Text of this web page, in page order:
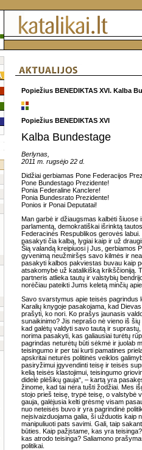
Popiežius BENEDIKTAS XVI. Kalba
Popiežius BENEDIKTAS XVI
Kalba Bundestage
Berlynas,
2011 m. rugsėjo 22 d.
Didžiai gerbiamas Pone Federacijos
Pone Bundestago Prezidente!
Ponia Federaline Kanclere!
Ponia Bundesrato Prezidente!
Ponios ir Ponai Deputatai!
Man garbė ir džiaugsmas kalbėti šiuose
parlamentą, demokratiškai išrinktą
Federacinės Respublikos gerovės
pasakyti čia kalbą, lygiai kaip ir už
Šią valandą kreipiuosi į Jus, gerbiamos
gyvenimą neužmiršęs savo kilmės ir
pasakyti kalbos pakviestas buvau kaip
atsakomybė už katalikišką krikščioniją.
partneris atlieka tautų ir valstybių
norėčiau pateikti Jums keletą minčių
Savo svarstymus apie teisės pagrindus
Karalių knygoje pasakojama, kad
prašyti, ko nori. Ko prašys jaunasis
sunaikinimo? Jis neprašo nė vieno iš
kad galėtų valdyti savo tautą ir
norima pasakyti, kas galiausiai turėtų
pagrindas neturėtų būti sėkmė ir juolab
teisingumo ir per tai kurti pamatines
apskritai neturės politinės veiklos
pasiryžimui įgyvendinti teisę ir teisės
kelią teisės klastojimui, teisingumo
didelė plėšikų gauja“, – kartą yra
žinome, kad tai nėra tušti žodžiai. Mes
stojo prieš teisę, trypė teisę, o valstybė
gauja, galėjusia kelti grėsmę visam
nuo neteisės buvo ir yra pagrindinė
neįsivaizduojama galia, ši užduotis kaip
manipuliuoti pats savimi. Gali, taip
būties. Kaip pažįstame, kas yra
kas atrodo teisinga? Saliamono
politikai.